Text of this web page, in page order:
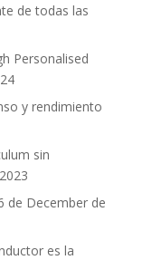
de todas las
Personalised
y rendimiento
sin
de December de
es la